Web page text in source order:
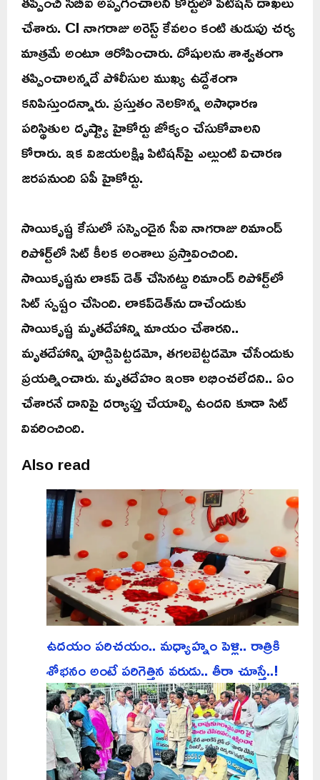
చేశారు. CI నాగరాజు అరెస్ట్ కేవలం కంటి తుడుపు చర్య
మాత్రమే అంటూ ఆరోపించారు. దోషులను శాశ్వతంగా
తప్పించాలన్నదే పోలీసుల ముఖ్య ఉద్దేశంగా
కనిపిస్తుందన్నారు. ప్రస్తుతం నెలకొన్న అసాధారణ
పరిస్థితుల దృష్ట్యా హైకోర్టు జోక్యం చేసుకోవాలని
కోరారు. ఇక విజయలక్ష్మి పిటిషన్‌పై ఎల్లుంటి విచారణ
జరపనుంది ఏపీ హైకోర్టు.
సాయికృష్ణ కేసులో సస్పెండైన సీఐ నాగరాజు రిమాండ్‌
రిపోర్ట్‌లో సిట్‌ కీలక అంశాలు ప్రస్తావించింది.
సాయికృష్ణను లాకప్ డెత్ చేసినట్డు రిమాండ్ రిపోర్ట్‌లో
సిట్ స్పష్టం చేసింది. లాకప్‌డెత్‌ను దాచేందుకు
సాయికృష్ణ మృతదేహాన్ని మాయం చేశారని..
మృతదేహాన్ని పూడ్చిపెట్టడమో, తగలబెట్టడమో చేసేందుకు
ప్రయత్నించారు. మృతదేహం ఇంకా లభించలేదని.. ఏం
చేశారనే దానిపై దర్యాప్తు చేయాల్సి ఉందని కూడా సిట్‌
వివరించింది.
Also read
ఉదయం పరిచయం.. మధ్యాహ్నం పెళ్లి.. రాత్రికి
శోభనం అంటే పరిగెత్తిన వరుడు.. తీరా చూస్తే..!